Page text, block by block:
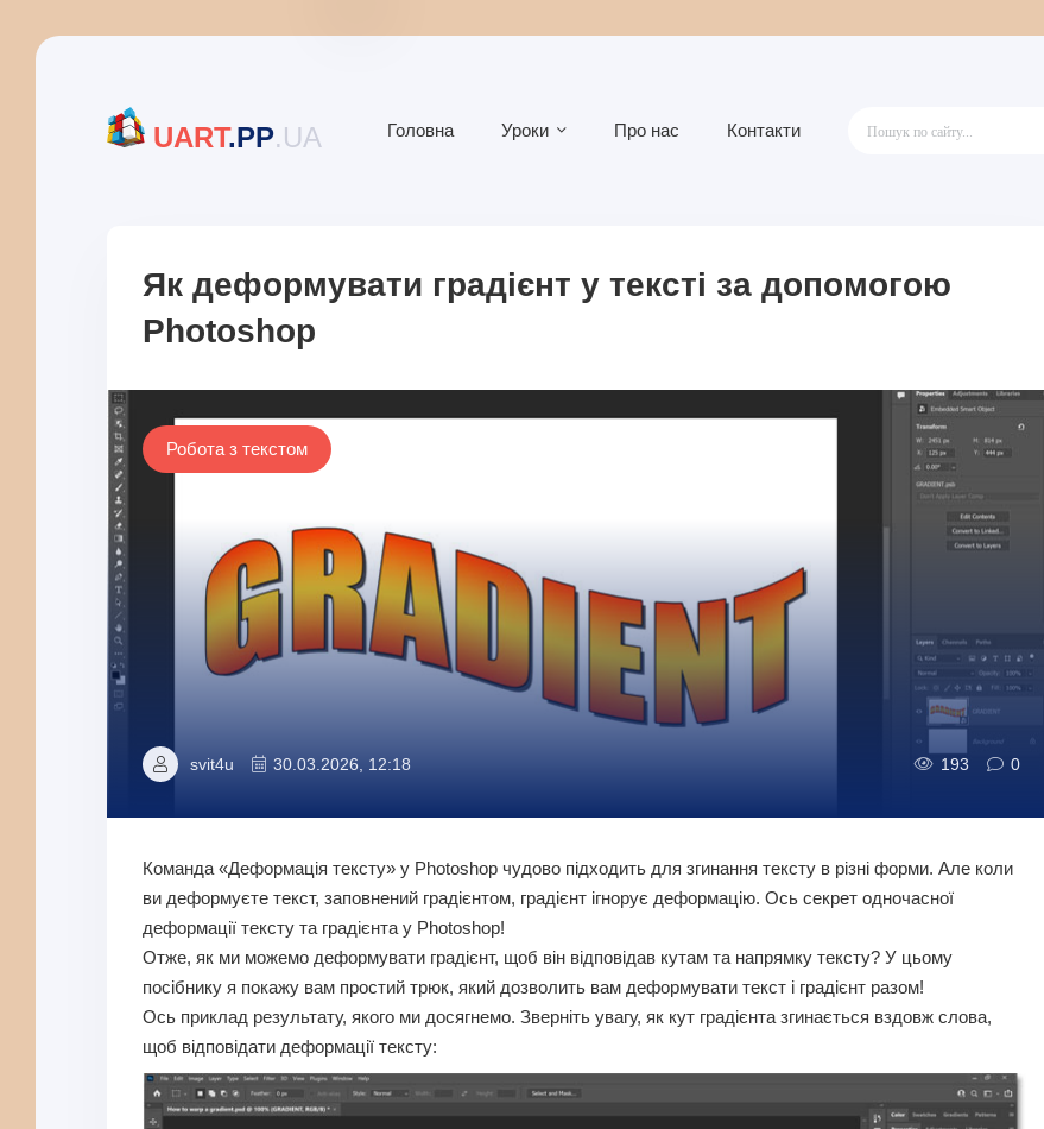
UART.PP.UA Головна Уроки Про нас Контакти
Як деформувати градієнт у тексті за допомогою
Photoshop
Робота з текстом
svit4u 30.03.2026, 12:18 193 0
Команда «Деформація тексту» у Photoshop чудово підходить для згинання тексту в різні форми. Але коли
ви деформуєте текст, заповнений градієнтом, градієнт ігнорує деформацію. Ось секрет одночасної
деформації тексту та градієнта у Photoshop!
Отже, як ми можемо деформувати градієнт, щоб він відповідав кутам та напрямку тексту? У цьому
посібнику я покажу вам простий трюк, який дозволить вам деформувати текст і градієнт разом!
Ось приклад результату, якого ми досягнемо. Зверніть увагу, як кут градієнта згинається вздовж слова,
щоб відповідати деформації тексту: